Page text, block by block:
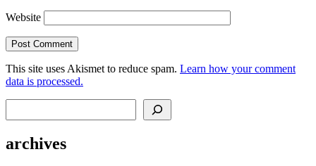
Website
This site uses Akismet to reduce spam. Learn how your comment
data is processed.
archives